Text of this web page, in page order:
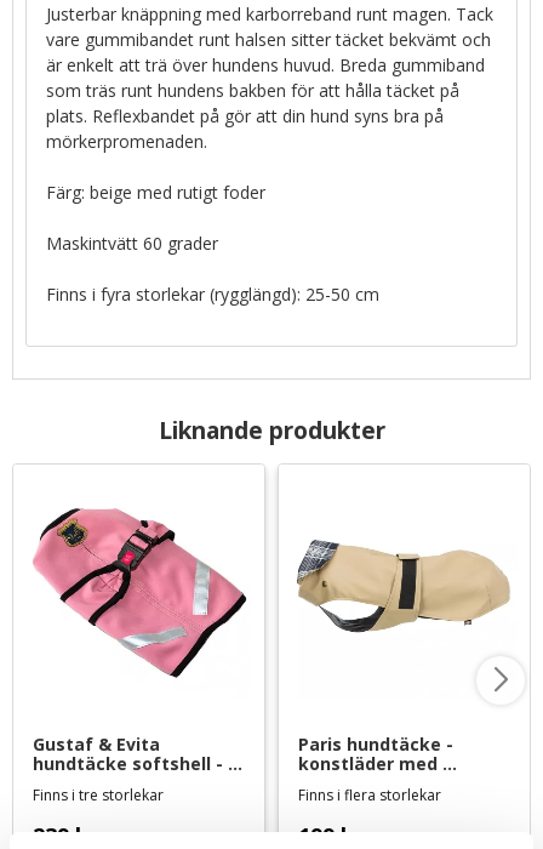
Justerbar knäppning med karborreband runt magen. Tack
vare gummibandet runt halsen sitter täcket bekvämt och
är enkelt att trä över hundens huvud. Breda gummiband
som träs runt hundens bakben för att hålla täcket på
plats. Reflexbandet på gör att din hund syns bra på
mörkerpromenaden.
Färg: beige med rutigt foder
Maskintvätt 60 grader
Finns i fyra storlekar (rygglängd): 25-50 cm
Liknande produkter
Gustaf & Evita
hundtäcke softshell -
gammelrosa
Finns i tre storlekar
239 kr
Paris hundtäcke -
konstläder med
avtagbart flanellfoder
- beige
Finns i flera storlekar
199 kr